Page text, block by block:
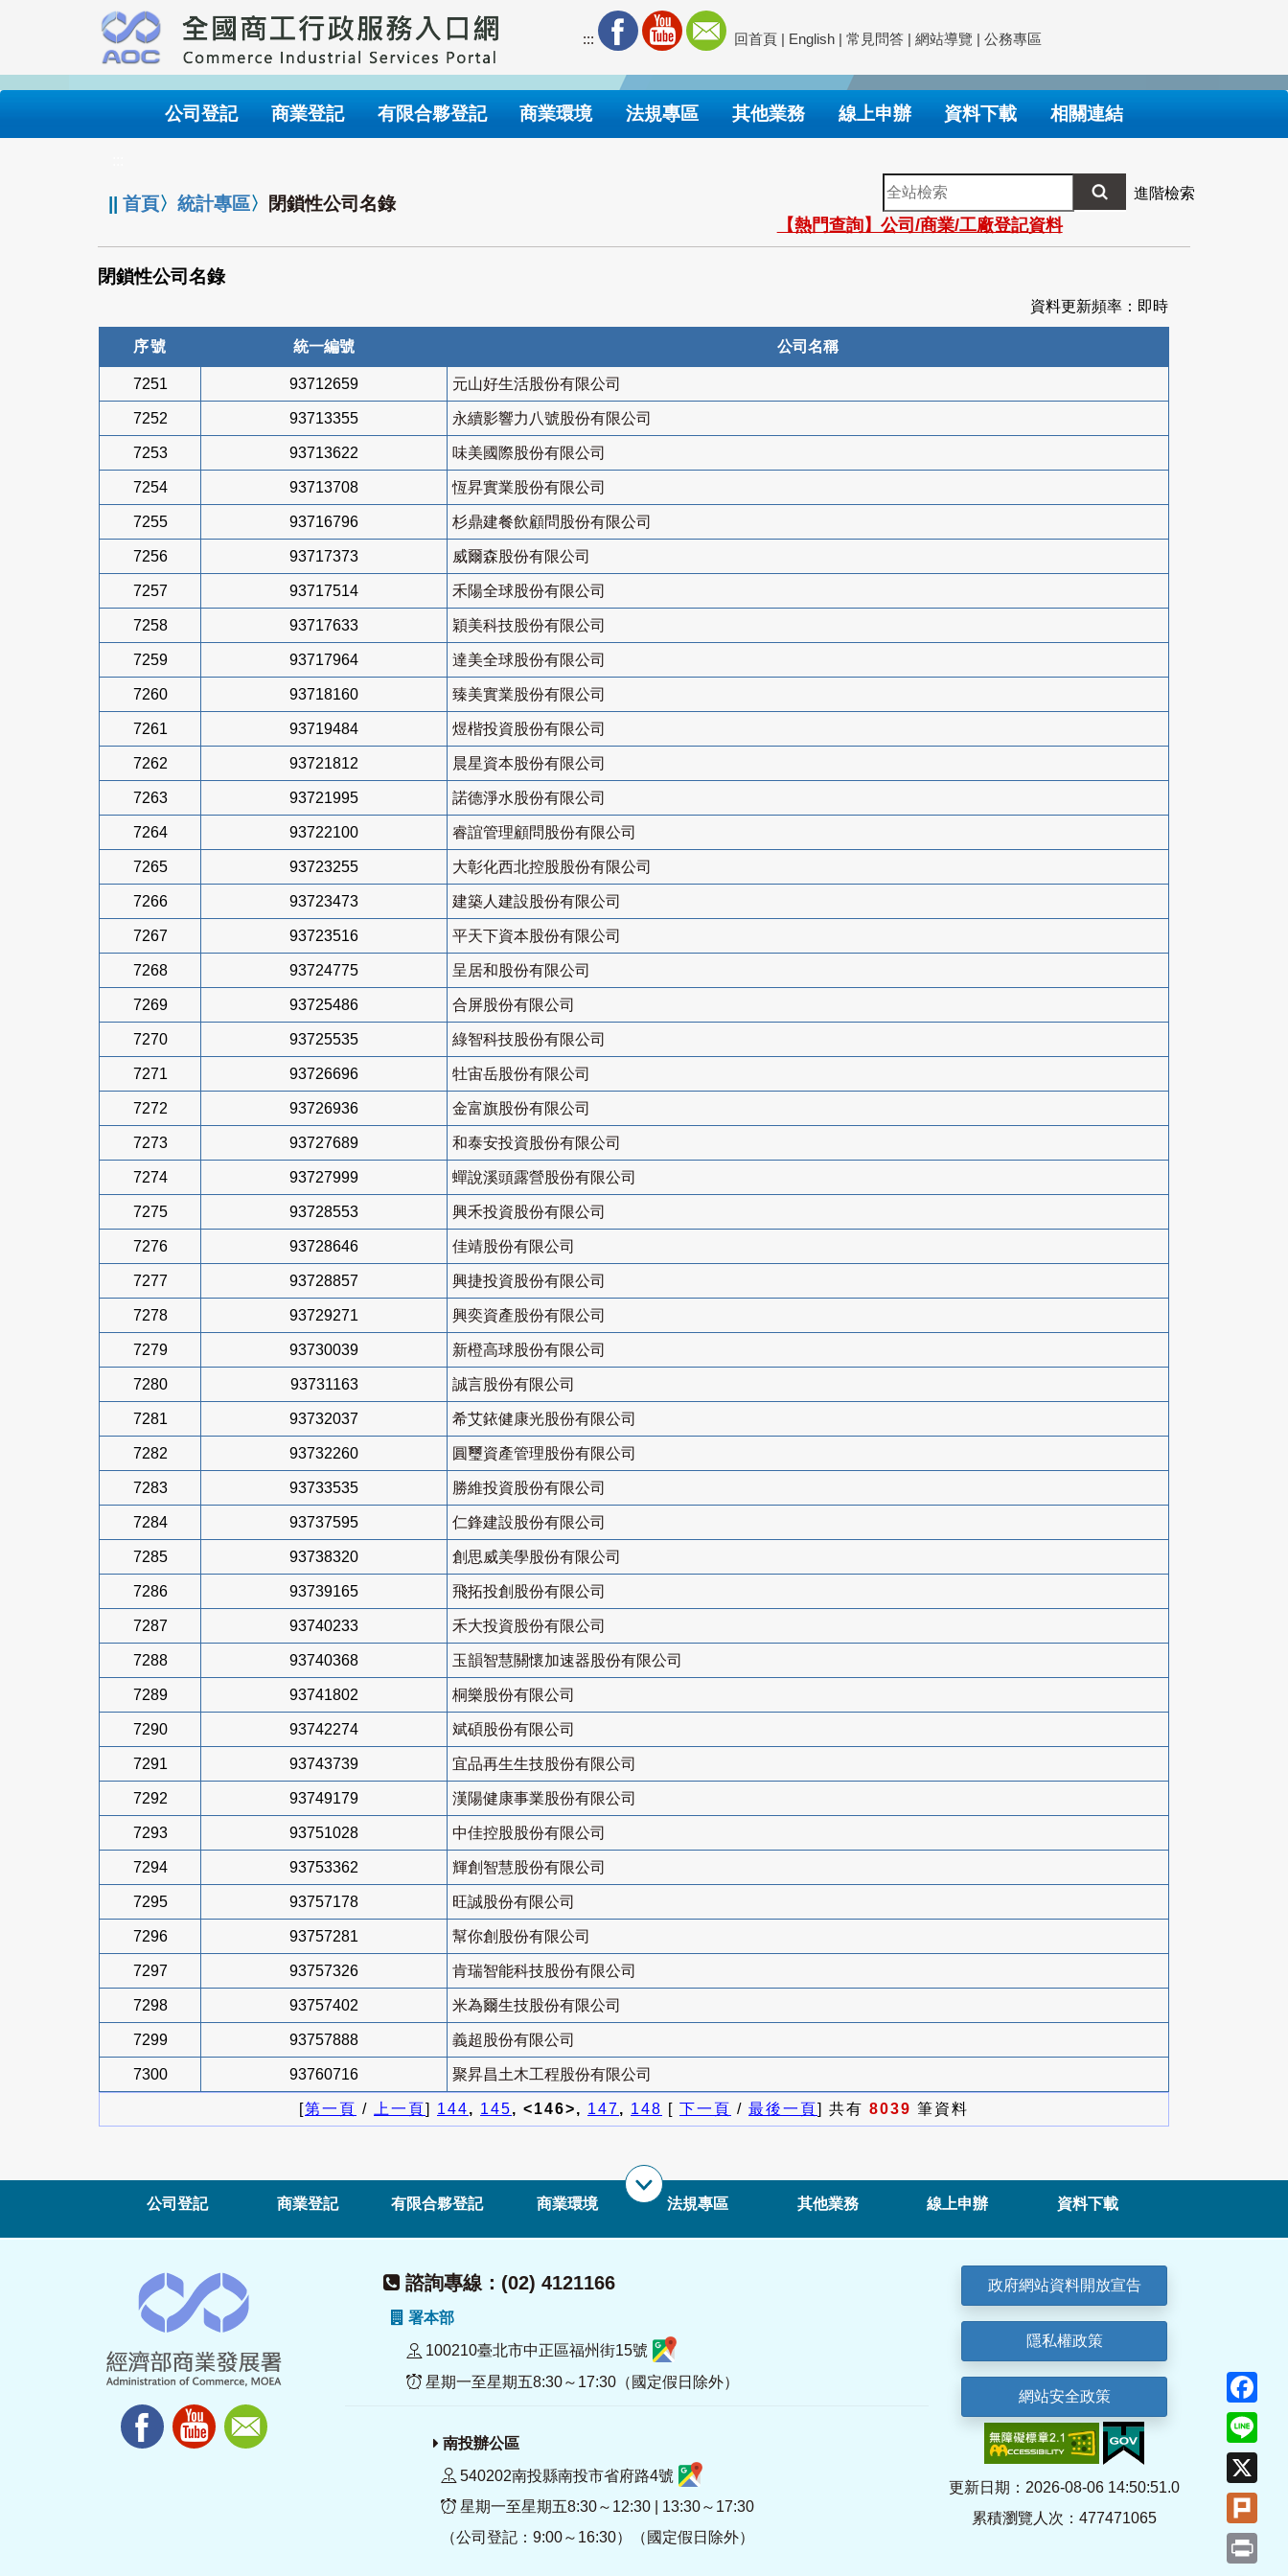
要
內
::: 回首頁 | English | 常見問答 | 網站導覽 | 公務專區
公司登記 商業登記 有限合夥登記 商業環境 法規專區 其他業務 線上申辦 資料下載 相關連結
||首頁〉統計專區〉 閉鎖性公司名錄
全
站
檢
索
進階檢索
【熱門查詢】公司/商業/工廠登記資料
閉鎖性公司名錄
資料更新頻率：即時
序號 統一編號 公司名稱
7251 93712659 元山好生活股份有限公司
7252 93713355 永續影響力八號股份有限公司
7253 93713622 味美國際股份有限公司
7254 93713708 恆昇實業股份有限公司
7255 93716796 杉鼎建餐飲顧問股份有限公司
7256 93717373 威爾森股份有限公司
7257 93717514 禾陽全球股份有限公司
7258 93717633 穎美科技股份有限公司
7259 93717964 達美全球股份有限公司
7260 93718160 臻美實業股份有限公司
7261 93719484 煜楷投資股份有限公司
7262 93721812 晨星資本股份有限公司
7263 93721995 諾德淨水股份有限公司
7264 93722100 睿誼管理顧問股份有限公司
7265 93723255 大彰化西北控股股份有限公司
7266 93723473 建築人建設股份有限公司
7267 93723516 平天下資本股份有限公司
7268 93724775 呈居和股份有限公司
7269 93725486 合屏股份有限公司
7270 93725535 綠智科技股份有限公司
7271 93726696 牡宙岳股份有限公司
7272 93726936 金富旗股份有限公司
7273 93727689 和泰安投資股份有限公司
7274 93727999 蟬說溪頭露營股份有限公司
7275 93728553 興禾投資股份有限公司
7276 93728646 佳靖股份有限公司
7277 93728857 興捷投資股份有限公司
7278 93729271 興奕資產股份有限公司
7279 93730039 新橙高球股份有限公司
7280 93731163 誠言股份有限公司
7281 93732037 希艾銥健康光股份有限公司
7282 93732260 圓璽資產管理股份有限公司
7283 93733535 勝維投資股份有限公司
7284 93737595 仁鋒建設股份有限公司
7285 93738320 創思威美學股份有限公司
7286 93739165 飛拓投創股份有限公司
7287 93740233 禾大投資股份有限公司
7288 93740368 玉韻智慧關懷加速器股份有限公司
7289 93741802 桐樂股份有限公司
7290 93742274 斌碩股份有限公司
7291 93743739 宜品再生生技股份有限公司
7292 93749179 漢陽健康事業股份有限公司
7293 93751028 中佳控股股份有限公司
7294 93753362 輝創智慧股份有限公司
7295 93757178 旺誠股份有限公司
7296 93757281 幫你創股份有限公司
7297 93757326 肯瑞智能科技股份有限公司
7298 93757402 米為爾生技股份有限公司
7299 93757888 義超股份有限公司
7300 93760716 聚昇昌土木工程股份有限公司
[第一頁 / 上一頁] 144, 145, <146>, 147, 148 [ 下一頁 / 最後一頁] 共有 8039 筆資料
公司登記 商業登記 有限合夥登記 商業環境 法規專區 其他業務 線上申辦 資料下載
諮詢專線：(02) 4121166
署本部
100210臺北市中正區福州街15號
星期一至星期五8:30～17:30（國定假日除外）
南投辦公區
540202南投縣南投市省府路4號
星期一至星期五8:30～12:30 | 13:30～17:30
（公司登記：9:00～16:30）（國定假日除外）
政府網站資料開放宣告
隱私權政策
網站安全政策
更新日期：2026-08-06 14:50:51.0
累積瀏覽人次：477471065